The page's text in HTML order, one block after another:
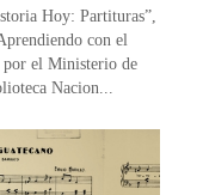
Hoy: Partituras”,
con el
por el Ministerio de
Nacion...